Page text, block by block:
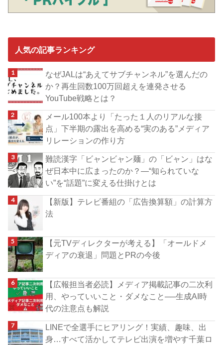
人気の記事ランキング
なぜJALは“あえてサブチャンネル”を選んだの
か？再生回数100万回超えを連発させる
YouTube戦略とは？
メール100本より「たった１人のリアルな接
点」下半期の露出を高める“実のある”メディア
リレーションの作り方
難読漢字「ビャンビャン麺」の「ビャン」はな
ぜ日本中に広まったのか？―“知られていな
い”を“話題”に変える仕掛けとは
【新版】テレビ番組の「広告換算額」の計算方
法
【元TVディレクターが考える】「オールドメ
ディアの衰退」問題とPRの今後
【広報担当者必読】メディア掲載記事の二次利
用、やっていいこと・ダメなこと──生成AI時
代の注意点も解説
LINEで全選手にヒアリング！実績、趣味、出
身…すべて活かしてテレビ出演を増やす千葉ロ